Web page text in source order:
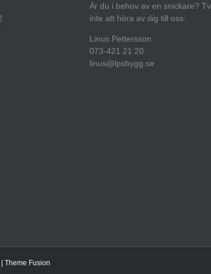
Är du i behov av en snickare?
inte att höra av dig till oss:
Linus Pettersson
073-421 21 20
linus@lpsbygg.se
| Theme Fusion